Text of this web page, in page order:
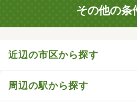
その他の条
近辺の市区から探す
周辺の駅から探す